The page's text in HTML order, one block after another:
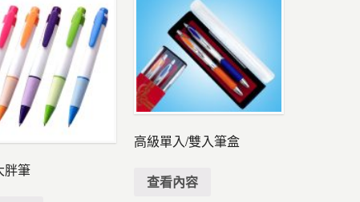
胖筆
高級單入/雙入筆盒
查看內容